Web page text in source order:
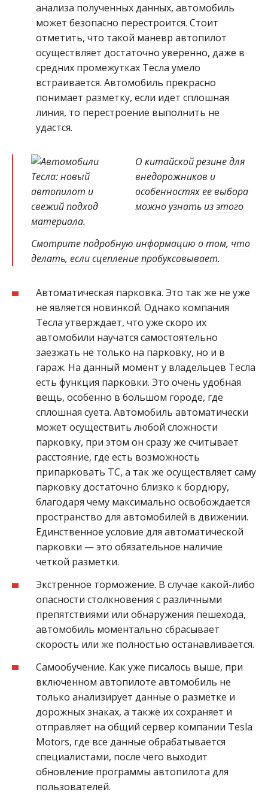
анализа полученных данных, автомобиль
может безопасно перестроится. Стоит
отметить, что такой маневр автопилот
осуществляет достаточно уверенно, даже в
средних промежутках Тесла умело
встраивается. Автомобиль прекрасно
понимает разметку, если идет сплошная
линия, то перестроение выполнить не
удастся.
О китайской резине для
внедорожников и
особенностях ее выбора
можно узнать изэтого
материала.
Смотрите подробную информацию о том, что
делать, если сцепление пробуксовывает.
Автоматическая парковка. Это так же не уже
не является новинкой. Однако компания
Тесла утверждает, что уже скоро их
автомобили научатся самостоятельно
заезжать не только на парковку, но и в
гараж. На данный момент у владельцев Тесла
есть функция парковки. Это очень удобная
вещь, особенно в большом городе, где
сплошная суета. Автомобиль автоматически
может осуществить любой сложности
парковку, при этом он сразу же считывает
расстояние, где есть возможность
припарковать ТС, а так же осуществляет саму
парковку достаточно близко к бордюру,
благодаря чему максимально освобождается
пространство для автомобилей в движении.
Единственное условие для автоматической
парковки — это обязательное наличие
четкой разметки.
Экстренное торможение. В случае какой-либо
опасности столкновения с различными
препятствиями или обнаружения пешехода,
автомобиль моментально сбрасывает
скорость или же полностью останавливается.
Самообучение. Как уже писалось выше, при
включенном автопилоте автомобиль не
только анализирует данные о разметке и
дорожных знаках, а также их сохраняет и
отправляет на общий сервер компании Tesla
Motors, где все данные обрабатывается
специалистами, после чего выходит
обновление программы автопилота для
пользователей.